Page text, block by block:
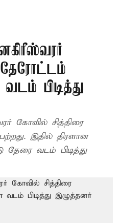
தேரோட்டம்
பிடித்து
கோவில் சித்திரை
இதில் திரளான
வடம் பிடித்து